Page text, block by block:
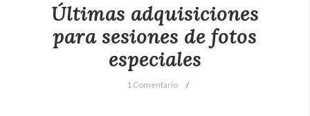
Últimas adquisiciones
para sesiones de fotos
especiales
1 Comentario